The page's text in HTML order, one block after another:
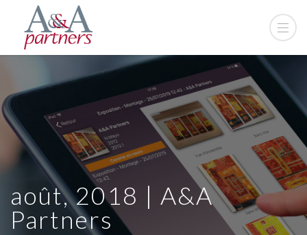
août, 2018 | A&A
Partners